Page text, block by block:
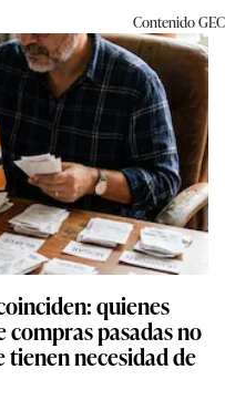
ContenidoGEC
quienes
pasadas no
tienen necesidad de